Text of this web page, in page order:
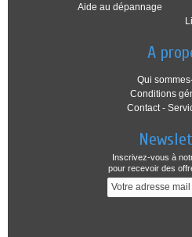
Aide au dépannage
A
Qui
Conditions
Contact -
Inscrivez-vous à
pour recevoir des